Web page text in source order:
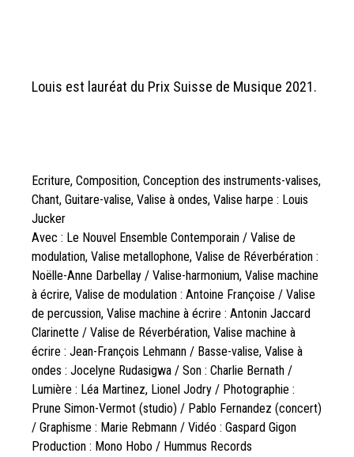
Louis est lauréat du Prix Suisse de Musique 2021.
Ecriture, Composition, Conception des instruments-valises,
Chant, Guitare-valise, Valise à ondes, Valise harpe : Louis
Jucker
Avec : Le Nouvel Ensemble Contemporain / Valise de
modulation, Valise metallophone, Valise de Réverbération :
Noëlle-Anne Darbellay / Valise-harmonium, Valise machine
à écrire, Valise de modulation : Antoine Françoise / Valise
de percussion, Valise machine à écrire : Antonin Jaccard
Clarinette / Valise de Réverbération, Valise machine à
écrire : Jean-François Lehmann / Basse-valise, Valise à
ondes : Jocelyne Rudasigwa / Son : Charlie Bernath /
Lumière : Léa Martinez, Lionel Jodry / Photographie :
Prune Simon-Vermot (studio) / Pablo Fernandez (concert)
/ Graphisme : Marie Rebmann / Vidéo : Gaspard Gigon
Production : Mono Hobo / Hummus Records